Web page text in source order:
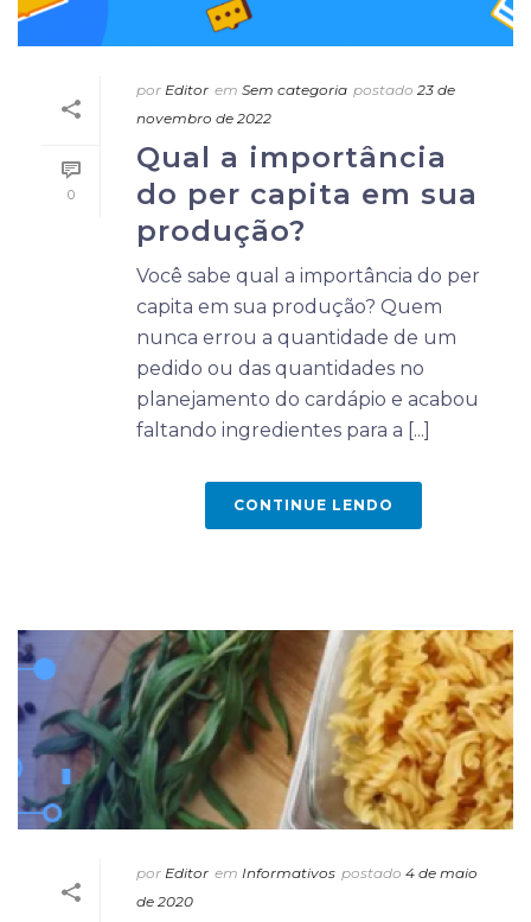
0
por Editor em Sem categoria postado 23 de
novembro de 2022
Qual a importância
do per capita em sua
produção?
Você sabe qual a importância do per
capita em sua produção? Quem
nunca errou a quantidade de um
pedido ou das quantidades no
planejamento do cardápio e acabou
faltando ingredientes para a [...]
CONTINUE LENDO
por Editor em Informativos postado 4 de maio
de 2020